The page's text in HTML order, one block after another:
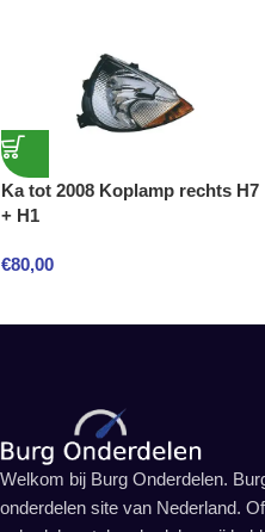
Ka tot 2008 Koplamp rechts H7
+ H1
€80,00
Welkom bij Burg Onderdelen.
onderdelen site van Nederland.